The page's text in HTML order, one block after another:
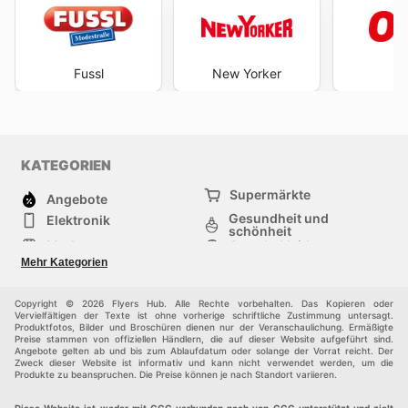
Angebote und genießen Sie die Vorteile eines
bewussten und sparsamen Einkaufs. Besuchen Sie die
Website von CCC noch heute, um die besten Angebote
zu entdecken und sofort mit dem Sparen zu beginnen.
Fussl New Yorker
KATEGORIEN
Angebote
Supermärkte
Elektronik
Gesundheit und
schönheit
Mode
Sportbekleidung
Baumarkt
Mehr Kategorien
Copyright © 2026 Flyers Hub. Alle Rechte vorbehalten. Das Kopieren oder
Vervielfältigen der Texte ist ohne vorherige schriftliche Zustimmung untersagt.
Produktfotos, Bilder und Broschüren dienen nur der Veranschaulichung. Ermäßigte
Preise stammen von offiziellen Händlern, die auf dieser Website aufgeführt sind.
Angebote gelten ab und bis zum Ablaufdatum oder solange der Vorrat reicht. Der
Zweck dieser Website ist informativ und kann nicht verwendet werden, um die
Produkte zu beanspruchen. Die Preise können je nach Standort variieren.